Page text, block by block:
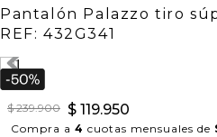
Pantalón Palazzo tiro
REF: 432G341
$ 239.900 $ 119.950
Compra a 4 cuotas mensuales de